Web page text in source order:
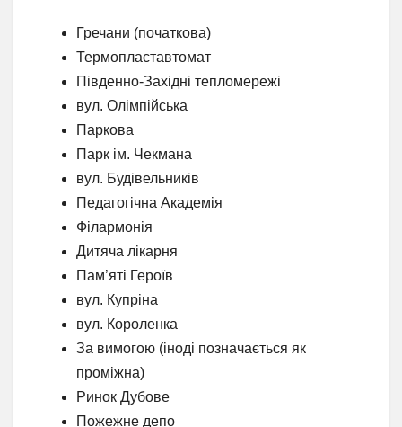
Гречани (початкова)
Термопластавтомат
Південно-Західні тепломережі
вул. Олімпійська
Паркова
Парк ім. Чекмана
вул. Будівельників
Педагогічна Академія
Філармонія
Дитяча лікарня
Пам’яті Героїв
вул. Купріна
вул. Короленка
За вимогою (іноді позначається як
проміжна)
Ринок Дубове
Пожежне депо